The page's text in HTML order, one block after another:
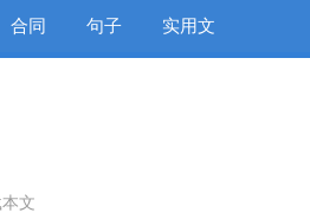
合同 句子 实用文
文